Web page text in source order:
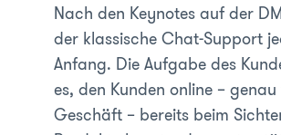
Nach den Keynotes auf der
der klassische Chat-Support
Anfang. Die Aufgabe des
es, den Kunden online – genau
Geschäft – bereits beim